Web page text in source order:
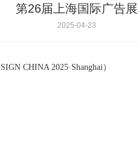
第26届上海国际广告展
2025-04-23
SIGN CHINA 2025·Shanghai）